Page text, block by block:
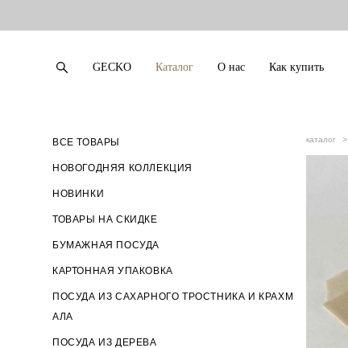
GECKO Каталог О нас Как купить
ВСЕ ТОВАРЫ
НОВОГОДНЯЯ КОЛЛЕКЦИЯ
НОВИНКИ
ТОВАРЫ НА СКИДКЕ
БУМАЖНАЯ ПОСУДА
КАРТОННАЯ УПАКОВКА
ПОСУДА ИЗ САХАРНОГО ТРОСТНИКА И КРАХМ
АЛА
ПОСУДА ИЗ ДЕРЕВА
каталог >